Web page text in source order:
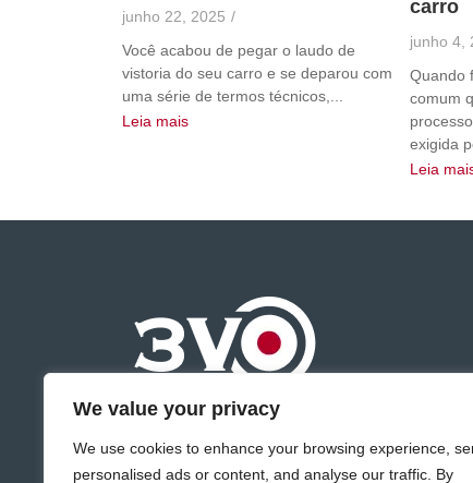
We value your privacy
We use cookies to enhance your browsing experience,
personalised ads or content, and analyse our traffic. By
junho 22, 2025 /
Você acabou de pegar o laudo de
vistoria do seu carro e se deparou com
uma série de termos técnicos,...
Leia mais
carro
junho 4,
Quando
comum
exigida
Leia
Fazemos parte de uma rede sempre a frente
Campinas.